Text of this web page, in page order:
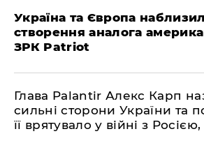
Україна та Європа
створення аналога
ЗРК Patriot
Глава Palantir Алекс Карп
сильні сторони України та
її врятувало у війні з